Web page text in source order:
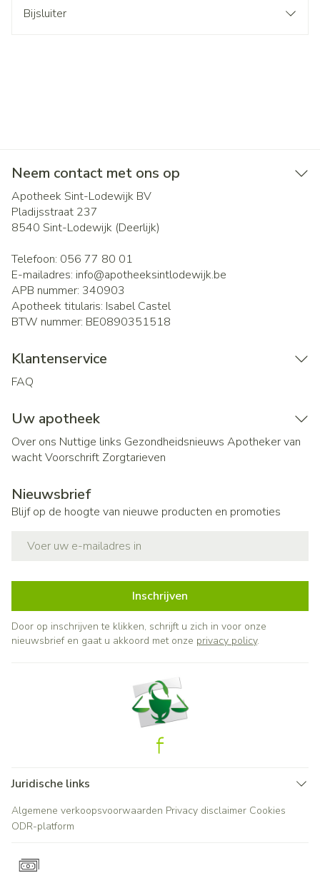
Bijsluiter
Neem contact met ons op
Apotheek Sint-Lodewijk BV
Pladijsstraat 237
8540 Sint-Lodewijk (Deerlijk)
Telefoon: 056 77 80 01
E-mailadres: info@apotheeksintlodewijk.be
APB nummer: 340903
Apotheek titularis: Isabel Castel
BTW nummer: BE0890351518
Klantenservice
FAQ
Uw apotheek
Over ons Nuttige links Gezondheidsnieuws Apotheker van
wachtVoorschrift Zorgtarieven
Nieuwsbrief
Blijf op de hoogte van nieuwe producten en promoties
Inschrijven
Door op inschrijven te klikken, schrijft u zich in voor onze
nieuwsbrief en gaat u akkoord met onze privacy policy.
Juridische links
Algemene verkoopsvoorwaarden Privacy disclaimer Cookies
ODR-platform